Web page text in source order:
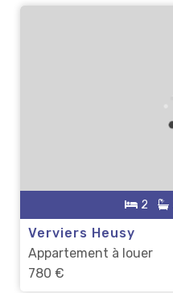
2
Verviers Heusy
Appartement à louer
780 €